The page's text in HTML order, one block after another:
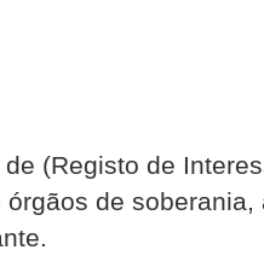
(Registo de
de